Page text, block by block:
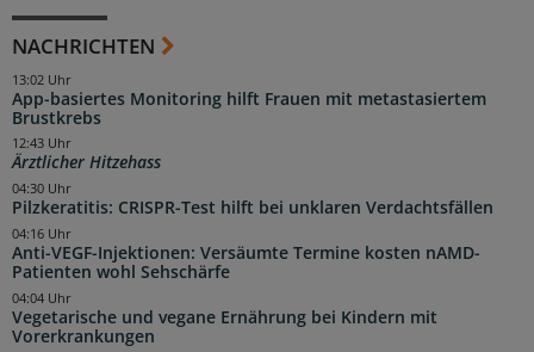
NACHRICHTEN
App-basiertes Monitoring hilft Frauen mit metastasiertem
Brustkrebs
13:02 Uhr
Ärztlicher Hitzehass
12:43 Uhr
Pilzkeratitis: CRISPR-Test hilft bei unklaren Verdachtsfällen
04:30 Uhr
Anti-VEGF-Injektionen: Versäumte Termine kosten nAMD-
Patienten wohl Sehschärfe
04:16 Uhr
Vegetarische und vegane Ernährung bei Kindern mit
Vorerkrankungen
04:04 Uhr